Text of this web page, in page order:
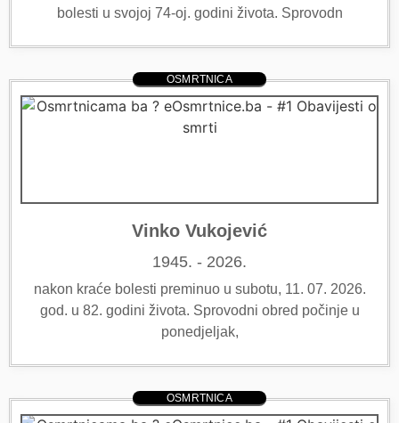
bolesti u svojoj 74-oj. godini života. Sprovodn
OSMRTNICA
Vinko Vukojević
1945. - 2026.
nakon kraće bolesti preminuo u subotu, 11. 07. 2026.
god. u 82. godini života. Sprovodni obred počinje u
ponedjeljak,
OSMRTNICA